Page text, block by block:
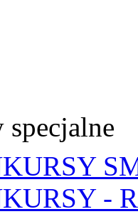
specjalne
-